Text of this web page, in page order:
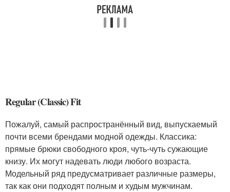
Regular (Classic) Fit
Пожалуй, самый распространённый вид, выпускаемый
почти всеми брендами модной одежды. Классика:
прямые брюки свободного кроя, чуть-чуть сужающие
книзу. Их могут надевать люди любого возраста.
Модельный ряд предусматривает различные размеры,
так как они подходят полным и худым мужчинам.